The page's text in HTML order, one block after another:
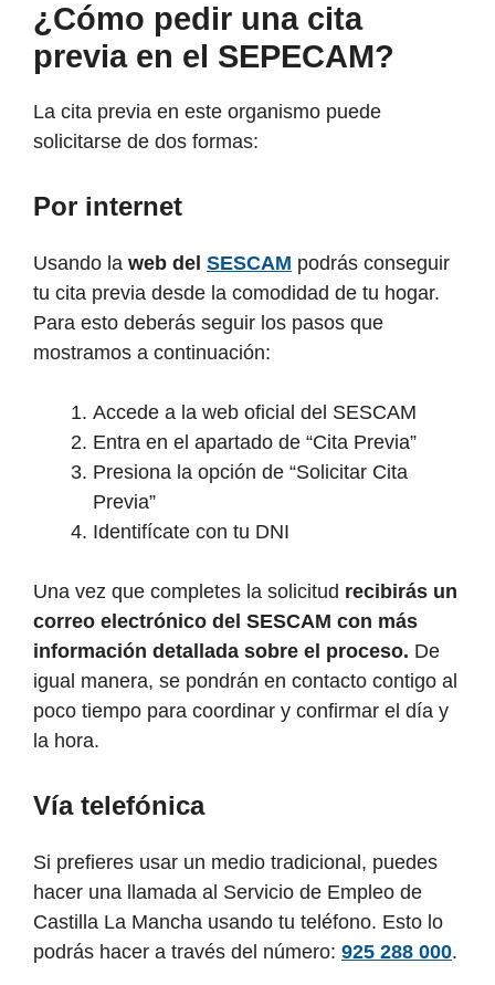
¿Cómo pedir una cita
previa en el SEPECAM?
La cita previa en este organismo puede
solicitarse de dos formas:
Por internet
Usando la web del SESCAM podrás conseguir
tu cita previa desde la comodidad de tu hogar.
Para esto deberás seguir los pasos que
mostramos a continuación:
Accede a la web oficial del SESCAM
Entra en el apartado de “Cita Previa”
Presiona la opción de “Solicitar Cita
Previa”
Identifícate con tu DNI
Una vez que completes la solicitud recibirás un
correo electrónico del SESCAM con más
información detallada sobre el proceso. De
igual manera, se pondrán en contacto contigo al
poco tiempo para coordinar y confirmar el día y
la hora.
Vía telefónica
Si prefieres usar un medio tradicional, puedes
hacer una llamada al Servicio de Empleo de
Castilla La Mancha usando tu teléfono. Esto lo
podrás hacer a través del número: 925 288 000.